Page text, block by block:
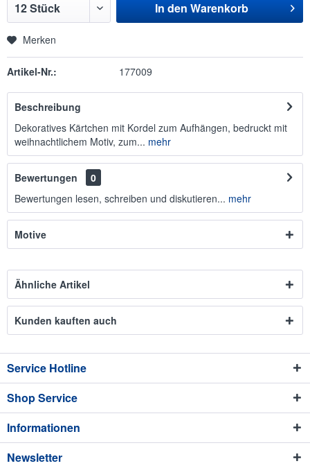
In den Warenkorb
Merken
Artikel-Nr.: 177009
Beschreibung
Dekoratives Kärtchen mit Kordel zum Aufhängen, bedruckt mit
weihnachtlichem Motiv, zum... mehr
Bewertungen
0
Bewertungen lesen, schreiben und diskutieren... mehr
Motive
Ähnliche Artikel
Kunden kauften auch
Service Hotline
Shop Service
Informationen
Newsletter